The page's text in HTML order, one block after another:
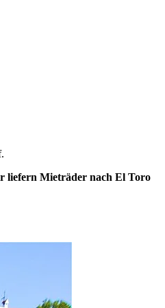
zu Ihrer Buchung hinzu.
liefern Mieträder nach El Toro